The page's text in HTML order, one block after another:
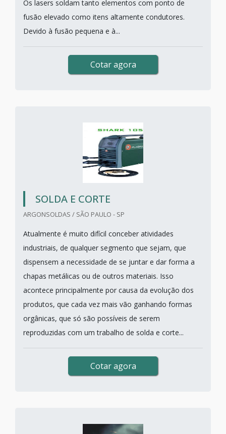
Os lasers soldam tanto elementos com ponto de
fusão elevado como itens altamente condutores.
Devido à fusão pequena e à...
Cotar agora
SOLDA E CORTE
ARGONSOLDAS / SÃO PAULO - SP
Atualmente é muito difícil conceber atividades
industriais, de qualquer segmento que sejam, que
dispensem a necessidade de se juntar e dar forma a
chapas metálicas ou de outros materiais. Isso
acontece principalmente por causa da evolução dos
produtos, que cada vez mais vão ganhando formas
orgânicas, que só são possíveis de serem
reproduzidas com um trabalho de solda e corte...
Cotar agora